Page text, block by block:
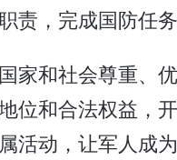
责，完成国防任务
家和社会尊重、
位和合法权益，
活动，让军人成